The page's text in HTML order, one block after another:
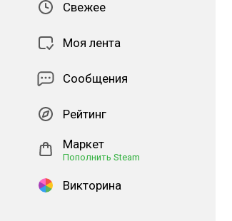
Свежее
Моя лента
Сообщения
Рейтинг
Маркет
Пополнить Steam
Викторина